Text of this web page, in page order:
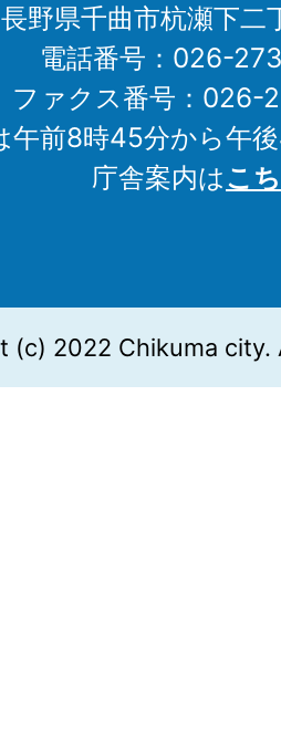
長野県千曲市杭瀬下二
電話番号：026-
ファクス番号：026-
午前8時45分から午
庁舎案内はこ
(c) 2022 Chikuma city.